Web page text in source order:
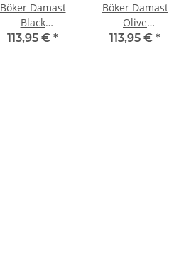
Böker Damast
Black
Schälmesser
113,95 € *
Böker Damast
Olive
Gemüsemesser
113,95 € *